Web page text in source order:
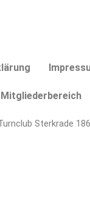
die
verantwortliche
Stelle
erhoben,
Sterkrade
Mitgliederbereich